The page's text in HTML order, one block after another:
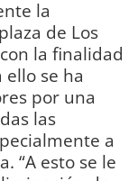
la
de Los
la finalidad
ello se ha
por una
las
a
“A esto se le